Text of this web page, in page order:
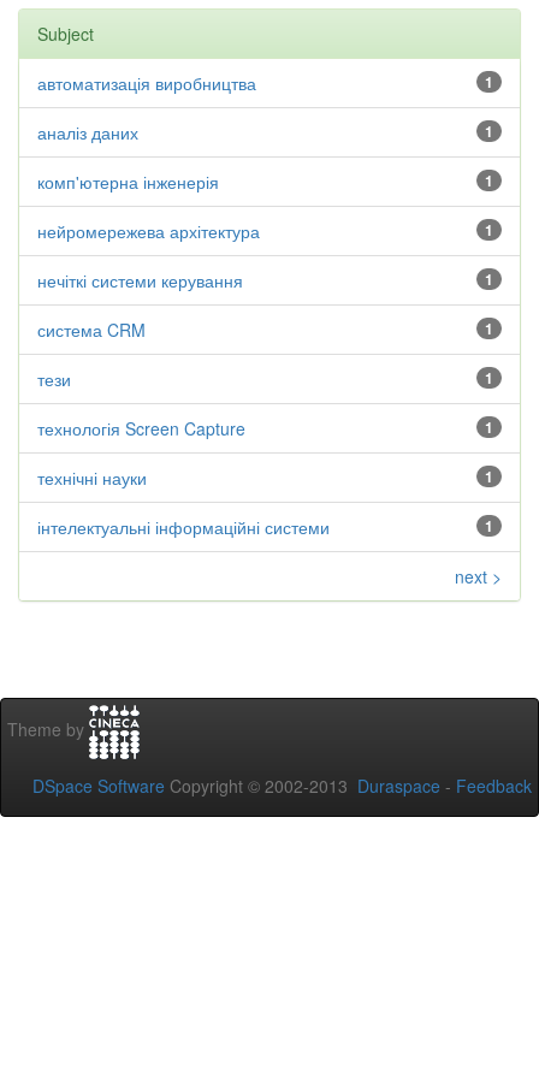
Subject
1
автоматизація виробництва
1
аналіз даних
1
комп'ютерна інженерія
1
нейромережева архітектура
1
нечіткі системи керування
1
система CRM
1
тези
1
технологія Screen Capture
1
технічні науки
1
інтелектуальні інформаційні системи
next >
Theme by
DSpace Software Copyright © 2002-2013 Duraspace - Feedback